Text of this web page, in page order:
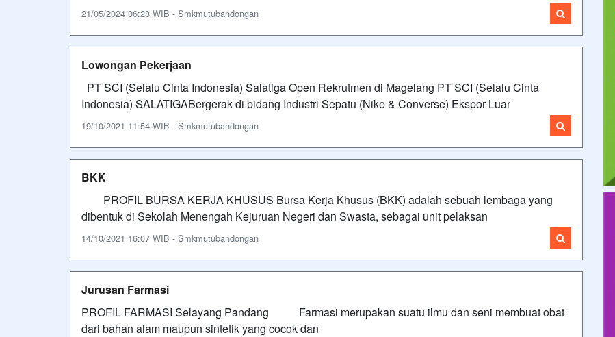
21/05/2024 06:28 WIB - Smkmutubandongan
Lowongan Pekerjaan
PT SCI (Selalu Cinta Indonesia) Salatiga Open Rekrutmen di Magelang PT SCI (Selalu Cinta
Indonesia) SALATIGABergerak di bidang Industri Sepatu (Nike & Converse) Ekspor Luar
19/10/2021 11:54 WIB - Smkmutubandongan
BKK
PROFIL BURSA KERJA KHUSUS Bursa Kerja Khusus (BKK) adalah sebuah lembaga yang
dibentuk di Sekolah Menengah Kejuruan Negeri dan Swasta, sebagai unit pelaksan
14/10/2021 16:07 WIB - Smkmutubandongan
Jurusan Farmasi
PROFIL FARMASI Selayang Pandang Farmasi merupakan suatu ilmu dan seni membuat obat
dari bahan alam maupun sintetik yang cocok dan